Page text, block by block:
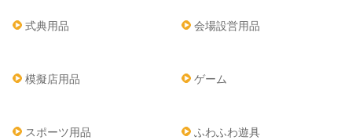
式典用品 会場設営用品
模擬店用品 ゲーム
スポーツ用品 ふわふわ遊具